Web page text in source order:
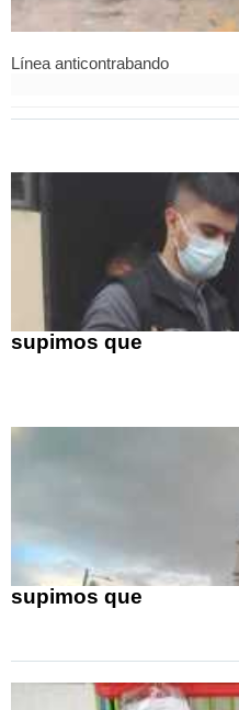
Línea anticontrabando
supimos que
supimos que